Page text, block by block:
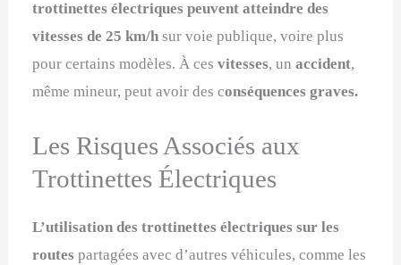
trottinettes électriques peuvent atteindre des
vitesses de 25 km/h sur voie publique, voire plus
pour certains modèles. À cesvitesses, unaccident,
même mineur, peut avoir des conséquences graves.
Les Risques Associés aux
Trottinettes Électriques
L’utilisation des trottinettes électriques sur les
routes partagées avec d’autres véhicules, comme les